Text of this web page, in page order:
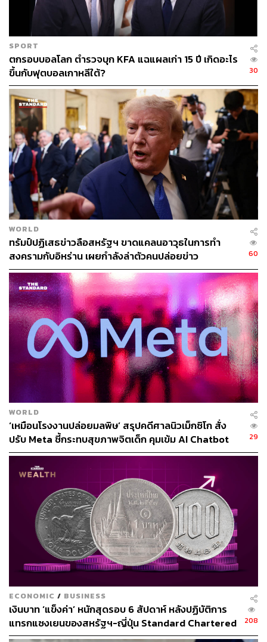
Optimus และ Robotaxi: อนาคตที่เริ่มจับต้องได้
หนึ่งในไม่กี่ประเด็นที่ถือเป็นข้อมูลใหม่ คือไทม์ไลน์ของหุ่น
ยนต์ฮิวแมนนอยด์ Optimus
Musk ระบุว่า Tesla อาจเริ่มจำหน่ายหุ่นยนต์ให้ประชาชนได้
ภายในปลายปีหน้า หลังผ่านมาตรฐานด้านความปลอดภัย
และความเสถียร
ด้านรถยนต์ไร้คนขับ เขายืนยันว่า Full Self-Driving ได้รับการ
อัปเดตอย่างต่อเนื่องระดับรายสัปดาห์ และเริ่มมีการใช้งาน
Robotaxi แล้วในบางเมืองของสหรัฐฯ โดยคาดว่าจะขยายวง
กว้างมากขึ้นภายในปีนี้ ขณะที่ยุโรปและจีนยังรอการอนุมัติ
จากหน่วยงานกำกับดูแล
แม้นักลงทุนยังรอคำตอบเชิงพาณิชย์ที่ชัดเจน แต่ทิศทางของ
อุตสาหกรรมยานยนต์อัตโนมัติกำลังเดินหน้าอย่างหลีกเลี่ยง
คอขวดใหม่ของโลก AI: ไม่ใช่ชิป แต่คือไฟฟ้า
ประเด็นสำคัญที่สุดช่วงหนึ่งของเวที คือคำเตือนของ Musk
ว่าโลกกำลังผลิตชิป AI ได้เร็วกว่าไฟฟ้าที่จะใช้มัน
โลกกลับขยายตัวเพียงราว 4% ต่อปี ทำให้ ‘พลังงาน’ กลาย
เป็นทรัพยากรเชิงยุทธศาสตร์ของยุค AI
Musk ชี้ให้เห็นถึงความได้เปรียบของจีน ซึ่งลงทุนพลังงาน
SPORT
ตกรอบบอลโลก ตำรวจบุก KFA แฉแผลเก่า 15 ปี เกิดอะไร
ขึ้นกับฟุตบอลเกาหลีใต้?
30
WORLD
ทรัมป์ปฏิเสธข่าวลือสหรัฐฯ ขาดแคลนอาวุธในการทำ
สงครามกับอิหร่าน เผยกำลังล่าตัวคนปล่อยข่าว
60
WORLD
‘เหมือนโรงงานปล่อยมลพิษ’ สรุปคดีศาลนิวเม็กซิโก สั่ง
ปรับ Meta ชี้กระทบสุขภาพจิตเด็ก คุมเข้ม AI Chatbot
29
ECONOMIC / BUSINESS
เงินบาท ‘แข็งค่า’ หนักสุดรอบ 6 สัปดาห์ หลังปฏิบัติการ
แทรกแซงเยนของสหรัฐฯ-ญี่ปุ่น Standard Chartered
เปิดเป้าสิ้นปีนี้จ่อแข็งต่อแตะ 32.50 บาทต่อดอลลาร์
208